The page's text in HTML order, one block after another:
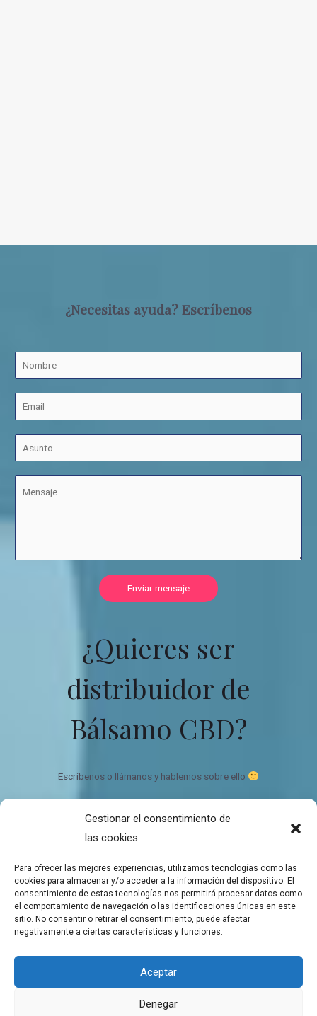
Gestionar el consentimiento de
las cookies
Para ofrecer las mejores experiencias, utilizamos tecnologías como las
cookies para almacenar y/o acceder a la información del dispositivo. El
consentimiento de estas tecnologías nos permitirá procesar datos como
el comportamiento de navegación o las identificaciones únicas en este
sitio. No consentir o retirar el consentimiento, puede afectar
negativamente a ciertas características y funciones.
Aceptar
Denegar
¿Necesitas ayuda? Escríbenos
Enviar mensaje
¿Quieres ser
distribuidor de
Bálsamo CBD?
Escríbenos o llámanos y hablemos sobre ello
Bálsamo de CBD Ecológico y orgánico
Quien somos
Mapa del sitio
Balsamos de CBD a domicilio
Aviso Legal